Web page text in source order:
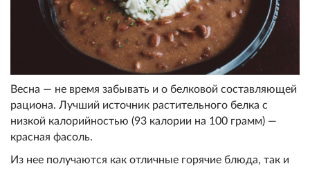
Весна — не время забывать и о белковой составляющей
рациона. Лучший источник растительного белка с
низкой калорийностью (93 калории на 100 грамм) —
красная фасоль.
Из нее получаются как отличные горячие блюда, так и